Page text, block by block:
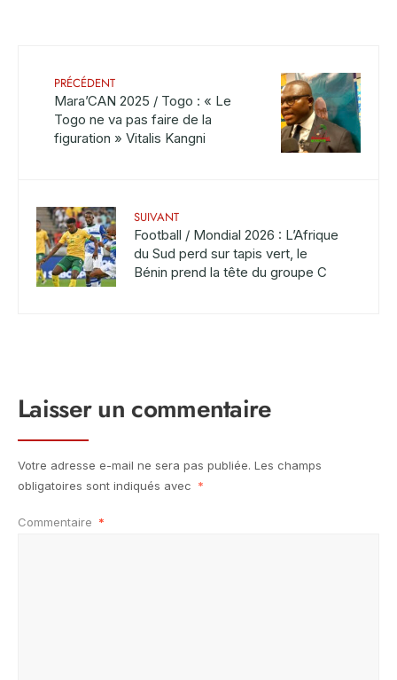
PRÉCÉDENT
Mara’CAN 2025 / Togo : « Le
Togo ne va pas faire de la
figuration » Vitalis Kangni
SUIVANT
Football / Mondial 2026 : L’Afrique
du Sud perd sur tapis vert, le
Bénin prend la tête du groupe C
Laisser un commentaire
Votre adresse e-mail ne sera pas publiée. Les champs
obligatoires sont indiqués avec *
Commentaire *